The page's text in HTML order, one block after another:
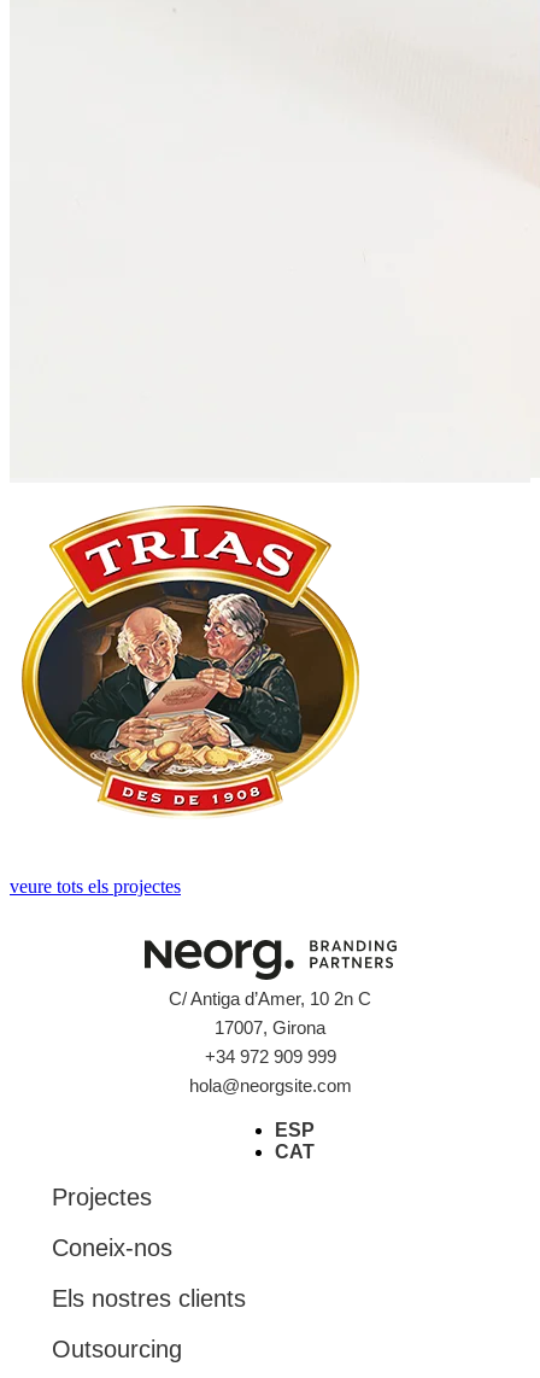
veure tots els projectes
C/ Antiga d’Amer, 10 2n C
17007, Girona
+34 972 909 999
hola@neorgsite.com
ESP
CAT
Projectes
Coneix-nos
Els nostres clients
Outsourcing